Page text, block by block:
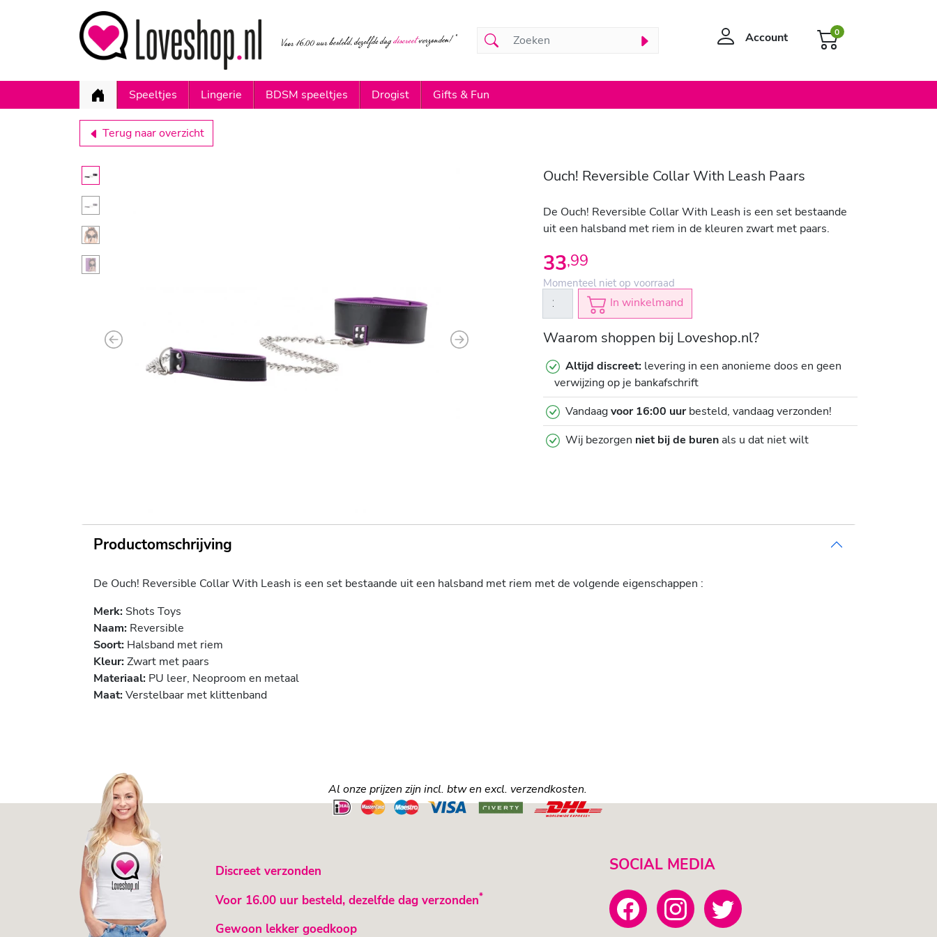
Account 0
Speeltjes Lingerie BDSM speeltjes Drogist Gifts & Fun
Terug naar overzicht
Previous Next
Ouch! Reversible Collar With Leash Paars
De Ouch! Reversible Collar With Leash is een set bestaande
uit een halsband met riem in de kleuren zwart met paars.
33,99
Momenteel niet op voorraad
In winkelmand
Waarom shoppen bij Loveshop.nl?
Altijd discreet: levering in een anonieme doos en geen
verwijzing op je bankafschrift
Vandaagvoor 16:00 uurbesteld, vandaag verzonden!
Wij bezorgen niet bij de burenals u dat niet wilt
Productomschrijving
De Ouch! Reversible Collar With Leash is een set bestaande uit een halsband met riem met de volgende eigenschappen :
Merk: Shots Toys
Naam: Reversible
Soort: Halsband met riem
Kleur:Zwart met paars
Materiaal: PU leer, Neoproom en metaal
Maat:Verstelbaar met klittenband
Al onze prijzen zijn incl. btw en excl. verzendkosten.
Discreet verzonden
Voor 16.00 uur besteld, dezelfde dag verzonden*
Gewoon lekker goedkoop
SOCIAL MEDIA